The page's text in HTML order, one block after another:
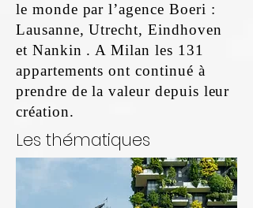
le monde par l’agence Boeri :
Lausanne, Utrecht, Eindhoven
et Nankin . A Milan les 131
appartements ont continué à
prendre de la valeur depuis leur
création.
Les thématiques